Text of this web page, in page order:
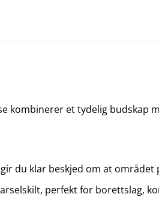
kombinerer et tydelig budskap
du klar beskjed om at området
perfekt for borettslag,